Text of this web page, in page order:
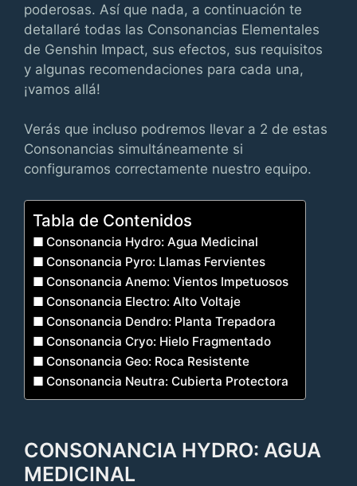
poderosas. Así que nada, a continuación te
detallaré todas las Consonancias Elementales
de Genshin Impact, sus efectos, sus requisitos
y algunas recomendaciones para cada una,
¡vamos allá!
Verás que incluso podremos llevar a 2 de estas
Consonancias simultáneamente si
configuramos correctamente nuestro equipo.
Tabla de Contenidos
Consonancia Hydro: Agua Medicinal
Consonancia Pyro: Llamas Fervientes
Consonancia Anemo: Vientos Impetuosos
Consonancia Electro: Alto Voltaje
Consonancia Dendro: Planta Trepadora
Consonancia Cryo: Hielo Fragmentado
Consonancia Geo: Roca Resistente
Consonancia Neutra: Cubierta Protectora
CONSONANCIA HYDRO: AGUA
MEDICINAL